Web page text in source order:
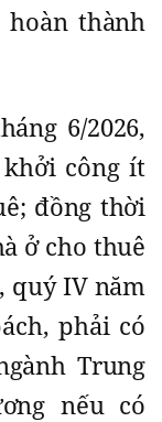
thành
6/2026,
công ít
đồng thời
ở cho thuê
quý IV năm
phải có
Trung
nếu có